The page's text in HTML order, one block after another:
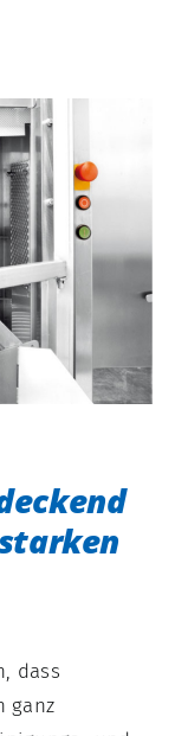
dass
ganz